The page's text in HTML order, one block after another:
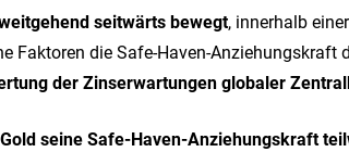
seitwärts bewegt, innerhalb
Faktoren die Safe-Haven-Anziehungskraft
der Zinserwartungen globaler
Gold seine Safe-Haven-Anziehungskraft